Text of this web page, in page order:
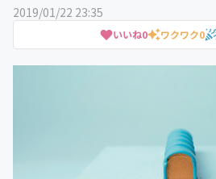
2019/01/22 23:35
いいね0 ワクワク0